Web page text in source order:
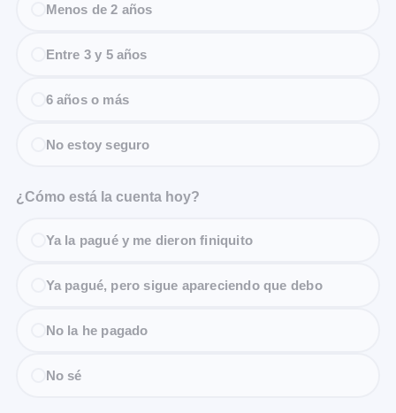
Menos de 2 años
Entre 3 y 5 años
6 años o más
No estoy seguro
¿Cómo está la cuenta hoy?
Ya la pagué y me dieron finiquito
Ya pagué, pero sigue apareciendo que debo
No la he pagado
No sé